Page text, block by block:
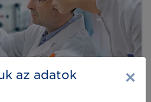
az adatok
×